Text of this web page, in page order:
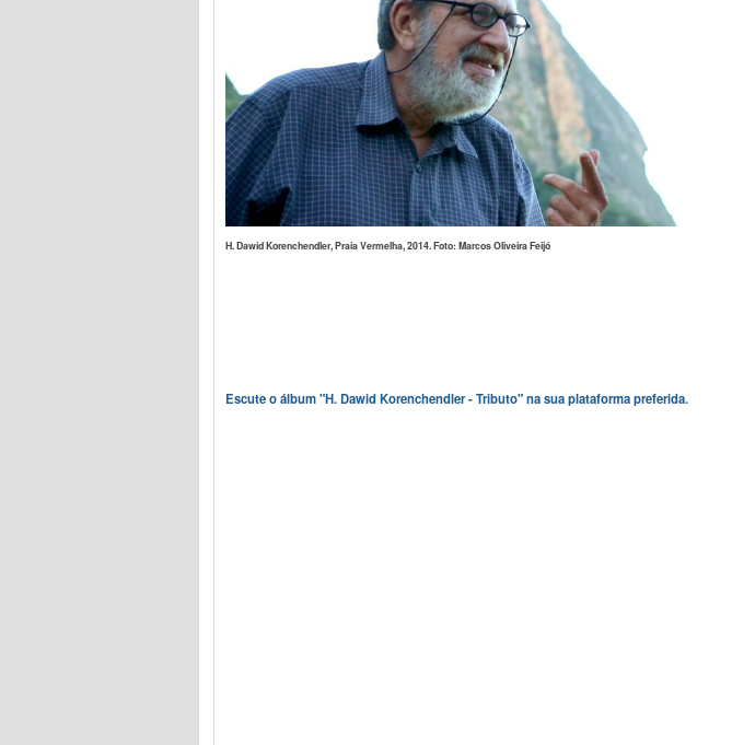
H. Dawid Korenchendler, Praia Vermelha, 2014. Foto: Marcos Oliveira Feijó
Escute o álbum "H. Dawid Korenchendler - Tributo" na sua plataforma preferida.